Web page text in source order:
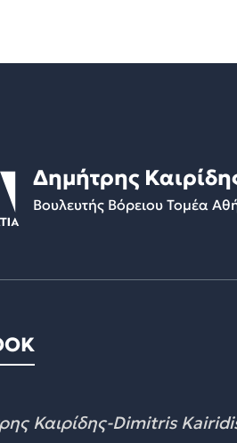
Δημήτρης
Βουλευτής Βόρειου Τομέα
Καιρίδης-Dimitris